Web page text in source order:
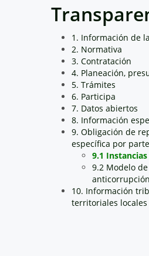
1. Información de
2. Normativa
3. Contratación
4. Planeación,
5. Trámites
6. Participa
7. Datos abiertos
8. Información
9. Obligación de
específica por
9.1
9.2 Modelo
anticorrupción
10. Información
territoriales locales